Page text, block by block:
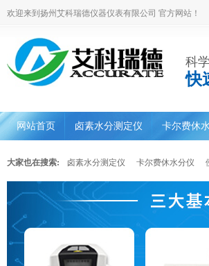
欢迎来到扬州艾科瑞德仪器仪表有限公司 官方网站！
科
快
网站首页 卤素水分测定仪 卡尔费休
大家也在搜索: 卤素水分测定仪 卡尔费休水分仪